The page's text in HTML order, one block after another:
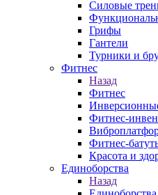
Силовые
Грифы
Гантели
Турники и
Фитнес
Назад
Фитнес
Фитнес-
Фитнес-
Красота и
Единоборства
Назад